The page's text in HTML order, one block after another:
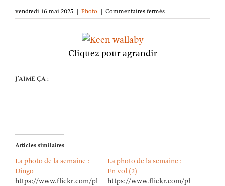
vendredi 16 mai 2025 | Photo | Commentaires ferméssur
La
Cliquez pour agrandir
J’aime ça :
Articles similaires
La photo de la semaine :
Dingo
https://www.flickr.com/photos/lioneldavoust/54703120626/in/
La photo de la semaine :
En vol (2)
https://www.flickr.com/photos/